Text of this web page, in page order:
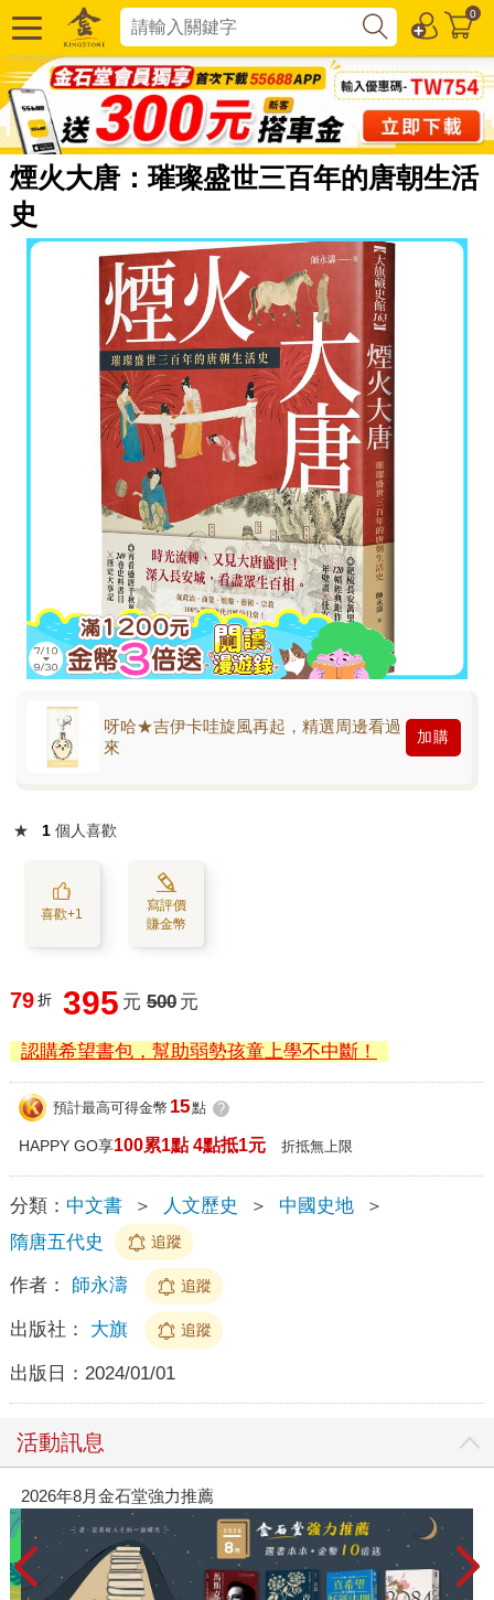
0
煙火大唐：璀璨盛世三百年的唐朝生活
史
呀哈★吉伊卡哇旋風再起，精選周邊看過
來
加購
★ 1 個人喜歡
喜歡+1
寫評價
賺金幣
79 折 395 元 500 元
認購希望書包，幫助弱勢孩童上學不中斷！
預計最高可得金幣 15點 ?
HAPPY GO享100累1點 4點抵1元 折抵無上限
分類： 中文書 ＞ 人文歷史 ＞ 中國史地
＞
隋唐五代史
追蹤
作者： 師永濤 追蹤
出版社： 大旗 追蹤
出版日： 2024/01/01
活動訊息
8月金石堂強力推薦